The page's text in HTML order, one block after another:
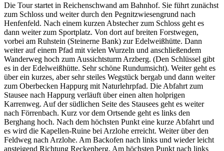
Die Tour startet in Reichenschwand am Bahnhof. Sie führt zunächst
zum Schloss und weiter durch den Pegnitzwiesengrund nach
Henfenfeld. Nach einem kurzen Abstecher zum Schloss geht es
dann weiter zum Sportplatz. Von dort auf breiten Forstwegen,
vorbei am Ruhstein (Steinerne Bank) zur Edelweißhütte. Dann
weiter auf einem Pfad mit vielen Wurzeln und anschließendem
Wanderweg hoch zum Aussichtsturm Arzberg. (Den Schlüssel gibt
es in der Edelweißhütte. Sehr schöne Rundumsicht). Weiter geht es
über ein kurzes, aber sehr steiles Wegstück bergab und dann weiter
zum Oberbecken Happurg mit Naturlehrpfad. Die Abfahrt zum
Stausee nach Happurg verläuft über einen alten holprigen
Karrenweg. Auf der südlichen Seite des Stausees geht es weiter
nach Förrenbach. Kurz vor dem Ortsende geht es links den
Berghang hoch. Nach dem höchsten Punkt eine kurze Abfahrt und
es wird die Kapellen-Ruine bei Arzlohe erreicht. Weiter über den
Feldweg nach Arzlohe. Am Backofen nach links und wieder leicht
ansteigend Richtung Reckenberg. Am höchsten Punkt nach links